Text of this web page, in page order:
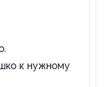
к нужному